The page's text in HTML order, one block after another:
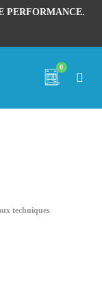
PERFORMANCE.
0
techniques